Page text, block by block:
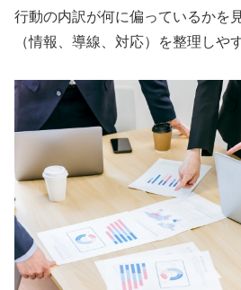
行動の内訳が何に偏っているかを
（情報、導線、対応）を整理しや